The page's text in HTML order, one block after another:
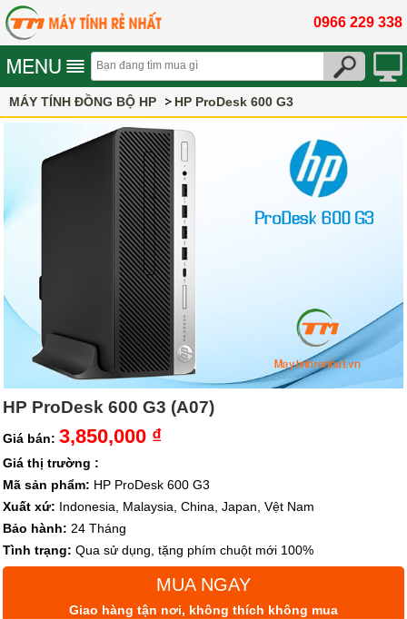
0966 229 338
MÁY TÍNH ĐỒNG BỘ HP HP ProDesk 600 G3
HP ProDesk 600 G3 (A07)
Giá bán: 3,850,000 ₫
Giá thị trường :
Mã sản phẩm: HP ProDesk 600 G3
Xuất xứ: Indonesia, Malaysia, China, Japan, Vệt Nam
Bảo hành: 24 Tháng
Tình trạng: Qua sử dụng, tặng phím chuột mới 100%
MUA NGAY
Giao hàng tận nơi, không thích không mua